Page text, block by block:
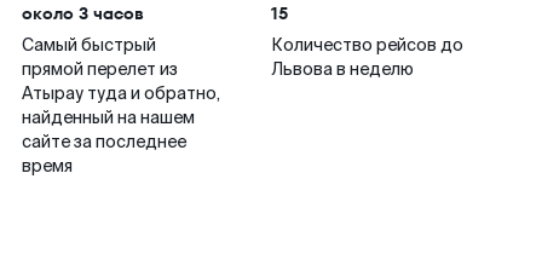
около 3 часов
Самый быстрый
прямой перелет из
Атырау туда и обратно,
найденный на нашем
сайте за последнее
время
15
Количество рейсов до
Львова в неделю